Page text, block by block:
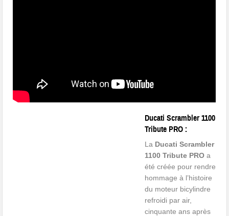
Ducati Scrambler 1100
Tribute PRO :
La Ducati Scrambler
1100 Tribute PRO a
été créée pour rendre
hommage à l’histoire
du moteur bicylindre
refroidi par air,
cinquante ans après